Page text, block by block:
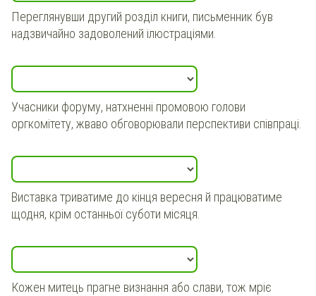
Переглянувши другий розділ книги, письменник був
надзвичайно задоволений ілюстраціями.
Учасники форуму, натхненні промовою голови
оргкомітету, жваво обговорювали перспективи співпраці.
Виставка триватиме до кінця вересня й працюватиме
щодня, крім останньої суботи місяця.
Кожен митець прагне визнання або слави, тож мріє